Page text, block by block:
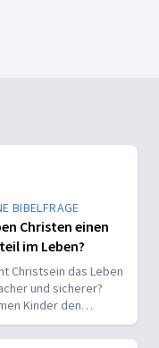
BIBELFRAGE
Christen einen
im Leben?
Christsein das Leben
und sicherer?
Kinder den
leichter an als